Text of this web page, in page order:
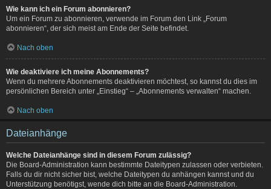
Wie kann ich ein Forum abonnieren?
Um ein Forum zu abonnieren, verwende im Forum den Link „Forum
abonnieren“, der sich meist am Ende der Seite befindet.
Nach oben
Wie deaktiviere ich meine Abonnements?
Wenn du mehrere Abonnements deaktivieren möchtest, so kannst du dies im
persönlichen Bereich unter „Einstieg“ – „Abonnements verwalten“ machen.
Nach oben
Dateianhänge
Welche Dateianhänge sind in diesem Forum zulässig?
Die Board-Administration kann bestimmte Dateitypen zulassen oder verbieten.
Falls du dir nicht sicher bist, welche Dateitypen du anhängen kannst und du
Unterstützung benötigst, wende dich bitte an die Board-Administration.